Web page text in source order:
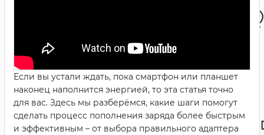
Если вы устали ждать, пока смартфон или планшет
наконец наполнится энергией, то эта статья точно
для вас. Здесь мы разберёмся, какие шаги помогут
сделать процесс пополнения заряда более быстрым
и эффективным – от выбора правильного адаптера